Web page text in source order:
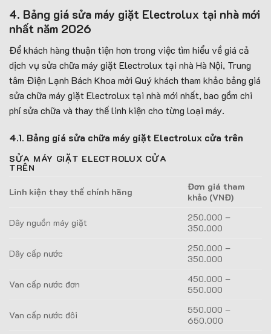
4. Bảng giá sửa máy giặt Electrolux tại nhà mới
nhất năm 2026
Để khách hàng thuận tiện hơn trong việc tìm hiểu về giá cả
dịch vụ sửa chữa máy giặt Electrolux tại nhà Hà Nội, Trung
tâm Điện Lạnh Bách Khoa mời Quý khách tham khảo bảng giá
sửa chữa máy giặt Electrolux tại nhà mới nhất, bao gồm chi
phí sửa chữa và thay thế linh kiện cho từng loại máy.
4.1. Bảng giá sửa chữa máy giặt Electrolux cửa trên
SỬA MÁY GIẶT ELECTROLUX CỬA
TRÊN
Linh kiện thay thế chính hãng
Đơn giá tham
khảo (VNĐ)
Dây nguồn máy giặt
250.000 –
350.000
Dây cấp nước
250.000 –
350.000
Van cấp nước đơn
450.000 –
550.000
Van cấp nước đôi
550.000 –
650.000